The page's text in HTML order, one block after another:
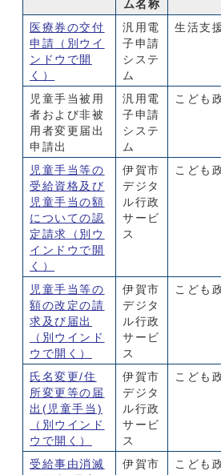
ム名称
医療券の交付
申請 （別ウイ
ンドウで開
く）
汎用電
子申請
システ
ム
生活支
児童手当被用
者および非被
用者変更届出
申請出
汎用電
子申請
システ
ム
こども
児童手当等の
受給資格及び
児童手当の額
についての認
定請求
（別ウ
インドウで開
く）
伊賀市
デジタ
ル行政
サービ
ス
こども
児童手当等の
額の改定の請
求及び届出
（別ウインド
ウで開く）
伊賀市
デジタ
ル行政
サービ
ス
こども
氏名変更/住
所変更等の届
出(児童手当)
（別ウインド
ウで開く）
伊賀市
デジタ
ル行政
サービ
ス
こども
受給事由消滅
伊賀市
こども